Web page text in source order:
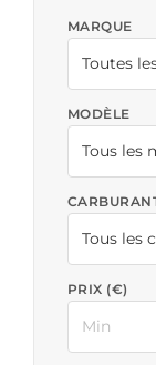
MARQUE
MODÈLE
PRIX (€)